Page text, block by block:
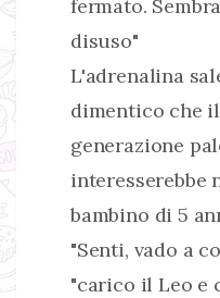
fermato.
disuso"
L'adrenalina
dimentico che
generazione
interesserebbe
bambino di 5
"Senti, vado a
"carico il Leo e